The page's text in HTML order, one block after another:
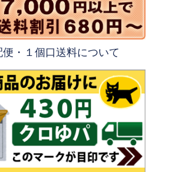
便・１個口送料について